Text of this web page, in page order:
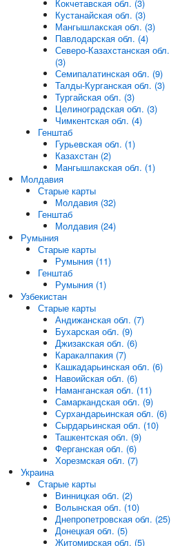
Кокчетавская обл. (3)
Кустанайская обл. (3)
Мангышлакская обл. (3)
Павлодарская обл. (4)
Северо-Казахстанская обл.
(3)
Семипалатинская обл. (9)
Талды-Курганская обл. (3)
Тургайская обл. (3)
Целиноградская обл. (3)
Чимкентская обл. (4)
Генштаб
Гурьевская обл. (1)
Казахстан (2)
Мангышлакская обл. (1)
Молдавия
Старые карты
Молдавия (32)
Генштаб
Молдавия (24)
Румыния
Старые карты
Румыния (11)
Генштаб
Румыния (1)
Узбекистан
Старые карты
Андижанская обл. (7)
Бухарская обл. (9)
Джизакская обл. (6)
Каракалпакия (7)
Кашкадарьинская обл. (6)
Навоийская обл. (6)
Наманганская обл. (11)
Самаркандская обл. (9)
Сурхандарьинская обл. (6)
Сырдарьинская обл. (10)
Ташкентская обл. (9)
Ферганская обл. (6)
Хорезмская обл. (7)
Украина
Старые карты
Винницкая обл. (2)
Волынская обл. (10)
Днепропетровская обл. (25)
Донецкая обл. (5)
Житомирская обл. (5)